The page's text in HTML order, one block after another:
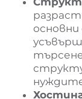
основни